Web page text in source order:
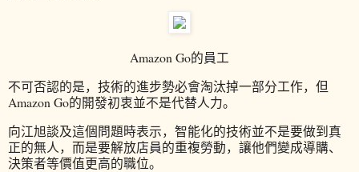
Amazon Go的員工
不可否認的是，技術的進步勢必會淘汰掉一部分工作，但
Amazon Go的開發初衷並不是代替人力。
向江旭談及這個問題時表示，智能化的技術並不是要做到真
正的無人，而是要解放店員的重複勞動，讓他們變成導購、
決策者等價值更高的職位。